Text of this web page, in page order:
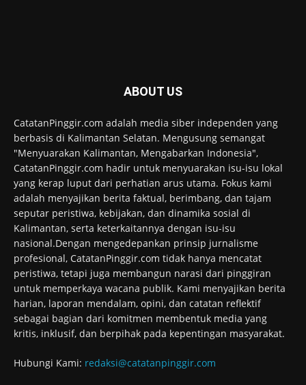
ABOUT US
CatatanPinggir.com adalah media siber independen yang
berbasis di Kalimantan Selatan. Mengusung semangat
"Menyuarakan Kalimantan, Mengabarkan Indonesia",
CatatanPinggir.com hadir untuk menyuarakan isu-isu lokal
yang kerap luput dari perhatian arus utama. Fokus kami
adalah menyajikan berita faktual, berimbang, dan tajam
seputar peristiwa, kebijakan, dan dinamika sosial di
Kalimantan, serta keterkaitannya dengan isu-isu
nasional.Dengan mengedepankan prinsip jurnalisme
profesional, CatatanPinggir.com tidak hanya mencatat
peristiwa, tetapi juga membangun narasi dari pinggiran
untuk memperkaya wacana publik. Kami menyajikan berita
harian, laporan mendalam, opini, dan catatan reflektif
sebagai bagian dari komitmen membentuk media yang
kritis, inklusif, dan berpihak pada kepentingan masyarakat.
Hubungi Kami: redaksi@catatanpinggir.com